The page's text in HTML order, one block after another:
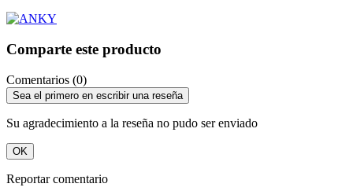
Comparte este producto
Comentarios (0)
Sea el primero en escribir una reseña
Su agradecimiento a la reseña no pudo ser enviado
OK
Reportar comentario